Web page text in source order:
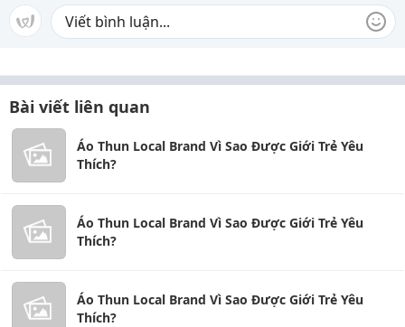
Bài viết liên quan
Áo Thun Local Brand Vì Sao Được Giới Trẻ Yêu
Thích?
Áo Thun Local Brand Vì Sao Được Giới Trẻ Yêu
Thích?
Áo Thun Local Brand Vì Sao Được Giới Trẻ Yêu
Thích?